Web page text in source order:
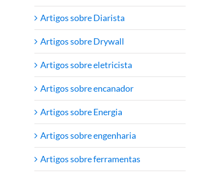
Artigos sobre Diarista
Artigos sobre Drywall
Artigos sobre eletricista
Artigos sobre encanador
Artigos sobre Energia
Artigos sobre engenharia
Artigos sobre ferramentas